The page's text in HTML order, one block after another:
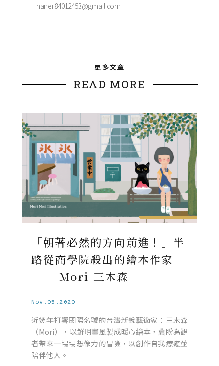
haner84012453@gmail.com
更多文章
READ MORE
「朝著必然的方向前進！」半
路從商學院殺出的繪本作家
── Mori 三木森
Nov.05.2020
近幾年打響國際名號的台灣新銳藝術家：三木森
（Mori），以鮮明畫風製成暖心繪本，冀盼為觀
者帶來一場場想像力的冒險，以創作自我療癒並
陪伴他人。